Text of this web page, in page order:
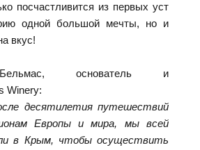
посчастливится из первых уст
одной большой мечты, но и
вкус!
основатель и
Winery:
десятилетия путешествий
Европы и мира, мы всей
в Крым, чтобы осуществить